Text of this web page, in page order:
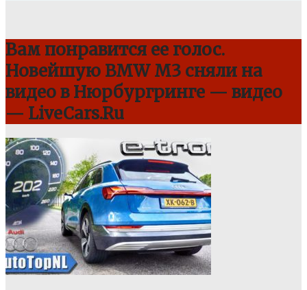
Вам понравится ее голос.
Новейшую BMW M3 сняли на
видео в Нюрбургринге — видео
— LiveCars.Ru